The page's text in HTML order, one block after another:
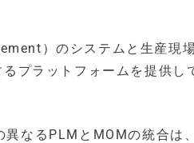
）のシステムと生産現
プラットフォームを提供し
異なるPLMとMOMの統合は